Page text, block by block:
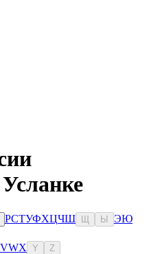
РСТУФХЦЧШ Ы ЭЮ
VWX Y Z